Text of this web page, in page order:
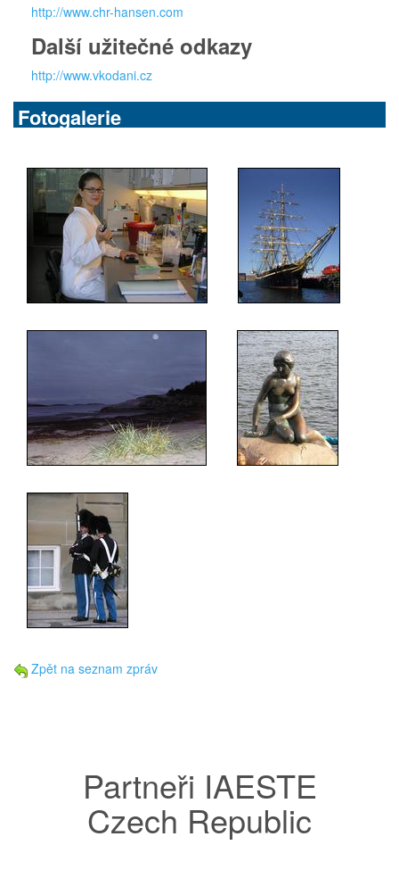
http://www.chr-hansen.com
Další užitečné odkazy
http://www.vkodani.cz
Fotogalerie
Zpět na seznam zpráv
Partneři IAESTE
Czech Republic